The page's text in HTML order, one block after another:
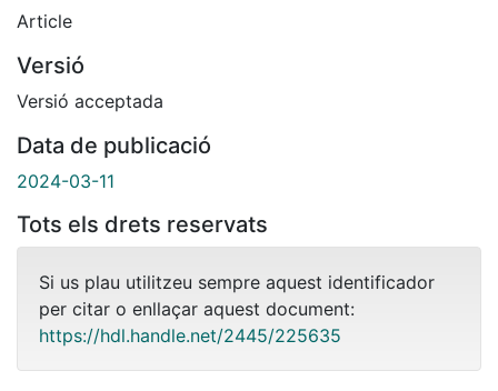
Article
Versió
Versió acceptada
Data de publicació
2024-03-11
Tots els drets reservats
Si us plau utilitzeu sempre aquest identificador
per citar o enllaçar aquest document:
https://hdl.handle.net/2445/225635